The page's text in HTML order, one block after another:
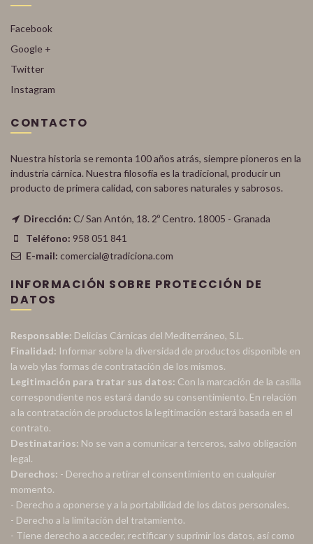
Facebook
Google +
Twitter
Instagram
CONTACTO
Nuestra historia se remonta 100 años atrás, siempre pioneros en la
industria cárnica. Nuestra filosofía es la tradicional, producir un
producto de primera calidad, con sabores naturales y sabrosos.
Dirección: C/ San Antón, 18. 2º Centro. 18005 - Granada
Teléfono: 958 051 841
E-mail: comercial@tradiciona.com
INFORMACIÓN SOBRE PROTECCIÓN DE
DATOS
Responsable: Delicias Cárnicas del Mediterráneo, S.L.
Finalidad: Informar sobre la diversidad de productos disponible en
la web ylas formas de contratación de los mismos.
Legitimación para tratar sus datos: Con la marcación de la casilla
correspondiente nos estará dando su consentimiento. En relación
a la contratación de productos la legitimación estará basada en el
contrato.
Destinatarios: No se van a comunicar a terceros, salvo obligación
legal.
Derechos: - Derecho a retirar el consentimiento en cualquier
momento.
- Derecho a oponerse y a la portabilidad de los datos personales.
- Derecho a la limitación del tratamiento.
- Tiene derecho a acceder, rectificar y suprimir los datos, así como